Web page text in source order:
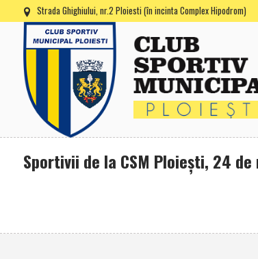
Strada Ghighiului, nr.2 Ploiesti (în incinta Complex Hipodrom)
Sportivii de la CSM Ploieşti, 24